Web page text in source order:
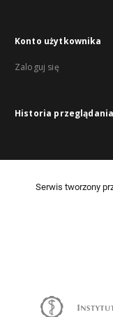
Konto użytkownika
Zaloguj się
Historia przeglądania
Serwis tworzony